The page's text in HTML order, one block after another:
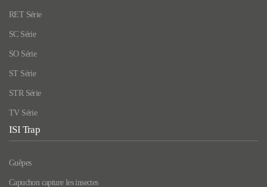
RET Série
SC Série
SO Série
ST Série
STR Série
TV Série
ISI Trap
Guêpes
Capuchon capture les insectes